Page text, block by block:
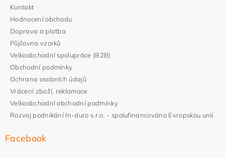
Kontakt
Hodnocení obchodu
Doprava a platba
Půjčovna vzorků
Velkoobchodní spolupráce (B2B)
Obchodní podmínky
Ochrana osobních údajů
Vrácení zboží, reklamace
Velkoobchodní obchodní podmínky
Rozvoj podnikání In-duro s.r.o. - spolufinancováno Evropskou unií
Facebook